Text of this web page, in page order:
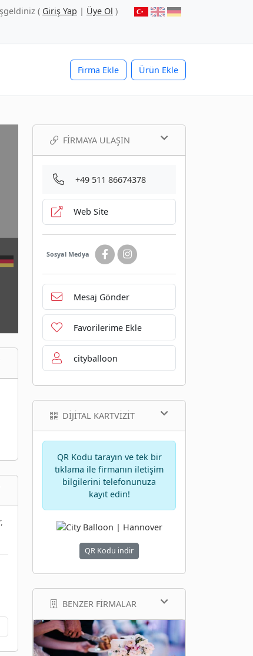
( Giriş Yap | Üye Ol )
Firma Ekle Ürün Ekle
FIRMAYA ULAŞIN
+49 511 86674378
Web Site
Sosyal Medya
Mesaj Gönder
Favorilerime Ekle
cityballoon
DIJITAL KARTVIZIT
QR Kodu tarayın ve tek bir
tıklama ile firmanın iletişim
bilgilerini telefonunuza
kayıt edin!
QR Kodu indir
BENZER FIRMALAR